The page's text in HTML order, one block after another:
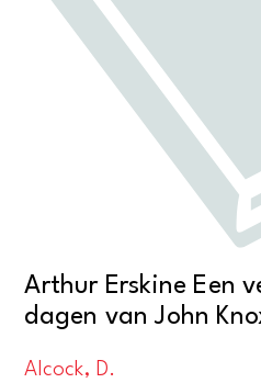
Arthur Erskine Een
dagen van John
Alcock, D.